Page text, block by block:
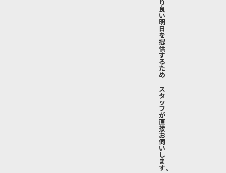
り
良
い
明
日
を
提
供
す
る
た
め
ス
タ
ッ
フ
が
直
接
お
伺
い
し
ま
す。